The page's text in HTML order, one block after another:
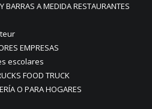
BARRAS A MEDIDA RESTAURANTES
EMPRESAS
escolares
FOOD TRUCK
O PARA HOGARES